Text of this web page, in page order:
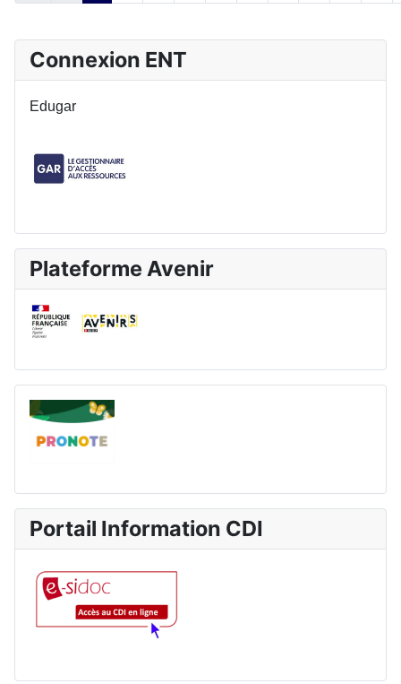
Connexion ENT
Edugar
Plateforme Avenir
Portail Information CDI